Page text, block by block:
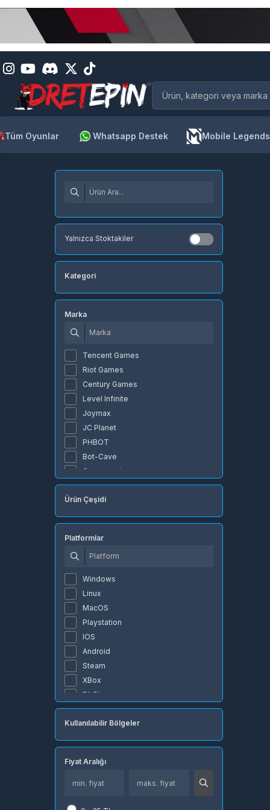
Tüm Oyunlar Whatsapp Destek Mobile Legends
Yalnızca Stoktakiler
Kategori
Marka
Tencent Games
Riot Games
Century Games
Level Infinite
Joymax
JC Planet
PHBOT
Bot-Cave
Gamegami
Rokogame
Rise
NetEase
Naver Z Corporation
Popmundo
Sobee
Apple
Google
4399en game
Ürün Çeşidi
Platformlar
Windows
Linux
MacOS
Playstation
IOS
Android
Steam
XBox
EA Play
Epic Games
Riot Games
Battle.net
Razer
Global
Kullanılabilir Bölgeler
Fiyat Aralığı